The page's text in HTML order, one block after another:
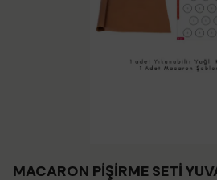
MACARON PİŞİRME SETİ